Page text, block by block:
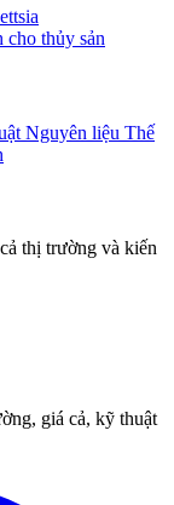
cho thủy sản
Nguyên liệu Thế
thị trường và kiến
giá cả, kỹ thuật